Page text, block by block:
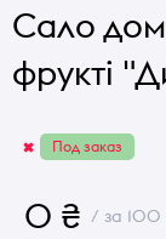
Сало
фрукті
Под заказ
0 ₴ / за 100